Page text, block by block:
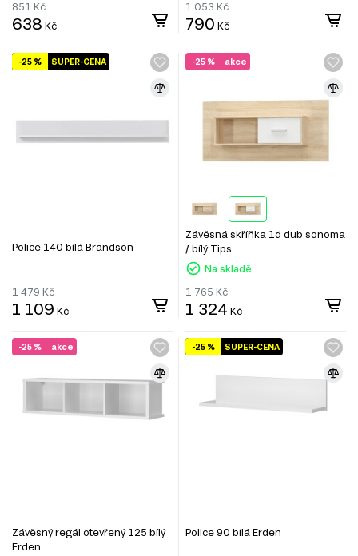
851 Kč
638 Kč
1 053 Kč
790 Kč
SUPER-CENA
-25 %
Police 140 bílá Brandson
1 479 Kč
1 109 Kč
akce
-25 %
Závěsná skříňka 1d dub sonoma
/ bílý Tips
Na skladě
1 765 Kč
1 324 Kč
akce
-25 %
Závěsný regál otevřený 125 bílý
Erden
SUPER-CENA
-25 %
Police 90 bílá Erden